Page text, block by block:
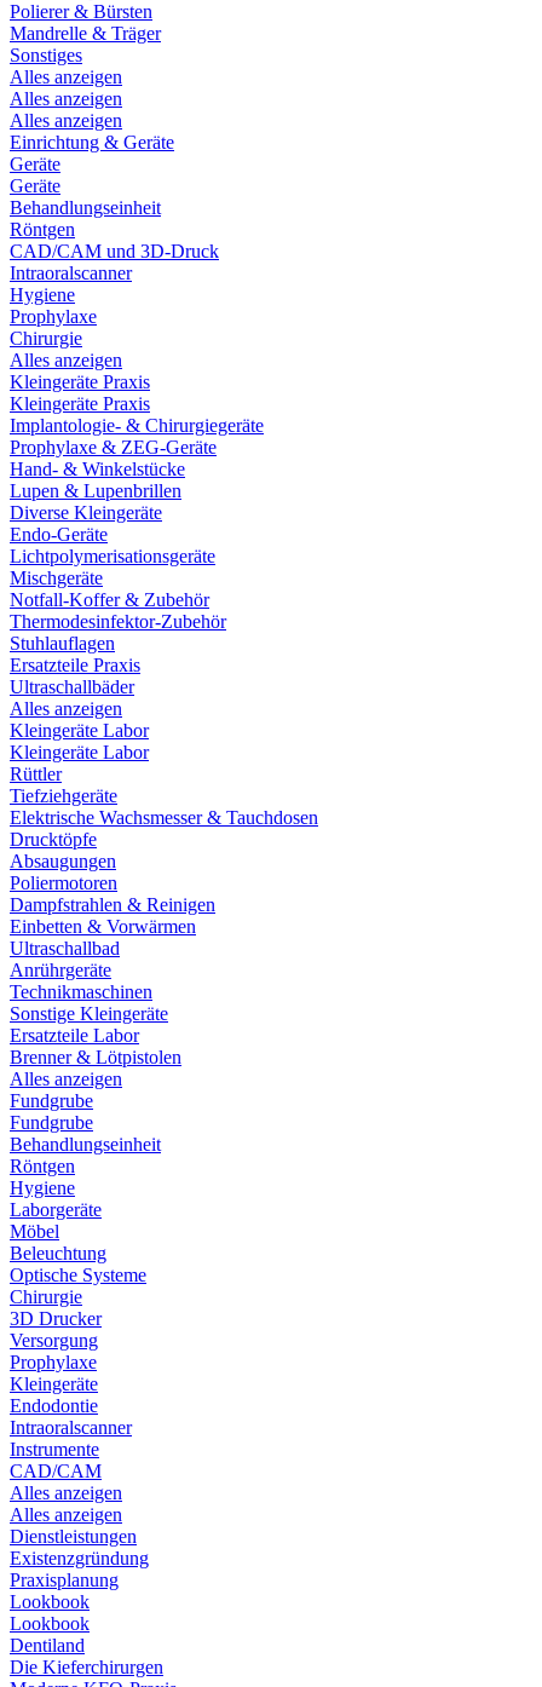
Polierer & Bürsten
Mandrelle & Träger
Sonstiges
Alles anzeigen
Alles anzeigen
Alles anzeigen
Einrichtung & Geräte
Geräte
Geräte
Behandlungseinheit
Röntgen
CAD/CAM und 3D-Druck
Intraoralscanner
Hygiene
Prophylaxe
Chirurgie
Alles anzeigen
Kleingeräte Praxis
Kleingeräte Praxis
Implantologie- & Chirurgiegeräte
Prophylaxe & ZEG-Geräte
Hand- & Winkelstücke
Lupen & Lupenbrillen
Diverse Kleingeräte
Endo-Geräte
Lichtpolymerisationsgeräte
Mischgeräte
Notfall-Koffer & Zubehör
Thermodesinfektor-Zubehör
Stuhlauflagen
Ersatzteile Praxis
Ultraschallbäder
Alles anzeigen
Kleingeräte Labor
Kleingeräte Labor
Rüttler
Tiefziehgeräte
Elektrische Wachsmesser & Tauchdosen
Drucktöpfe
Absaugungen
Poliermotoren
Dampfstrahlen & Reinigen
Einbetten & Vorwärmen
Ultraschallbad
Anrührgeräte
Technikmaschinen
Sonstige Kleingeräte
Ersatzteile Labor
Brenner & Lötpistolen
Alles anzeigen
Fundgrube
Fundgrube
Behandlungseinheit
Röntgen
Hygiene
Laborgeräte
Möbel
Beleuchtung
Optische Systeme
Chirurgie
3D Drucker
Versorgung
Prophylaxe
Kleingeräte
Endodontie
Intraoralscanner
Instrumente
CAD/CAM
Alles anzeigen
Alles anzeigen
Dienstleistungen
Existenzgründung
Praxisplanung
Lookbook
Lookbook
Dentiland
Die Kieferchirurgen